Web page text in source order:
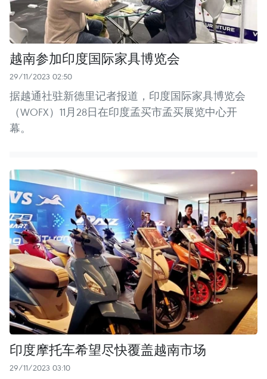
越南参加印度国际家具博览会
29/11/2023 02:50
据越通社驻新德里记者报道，印度国际家具博览会
（WOFX）11月28日在印度孟买市孟买展览中心开
幕。
印度摩托车希望尽快覆盖越南市场
29/11/2023 03:10